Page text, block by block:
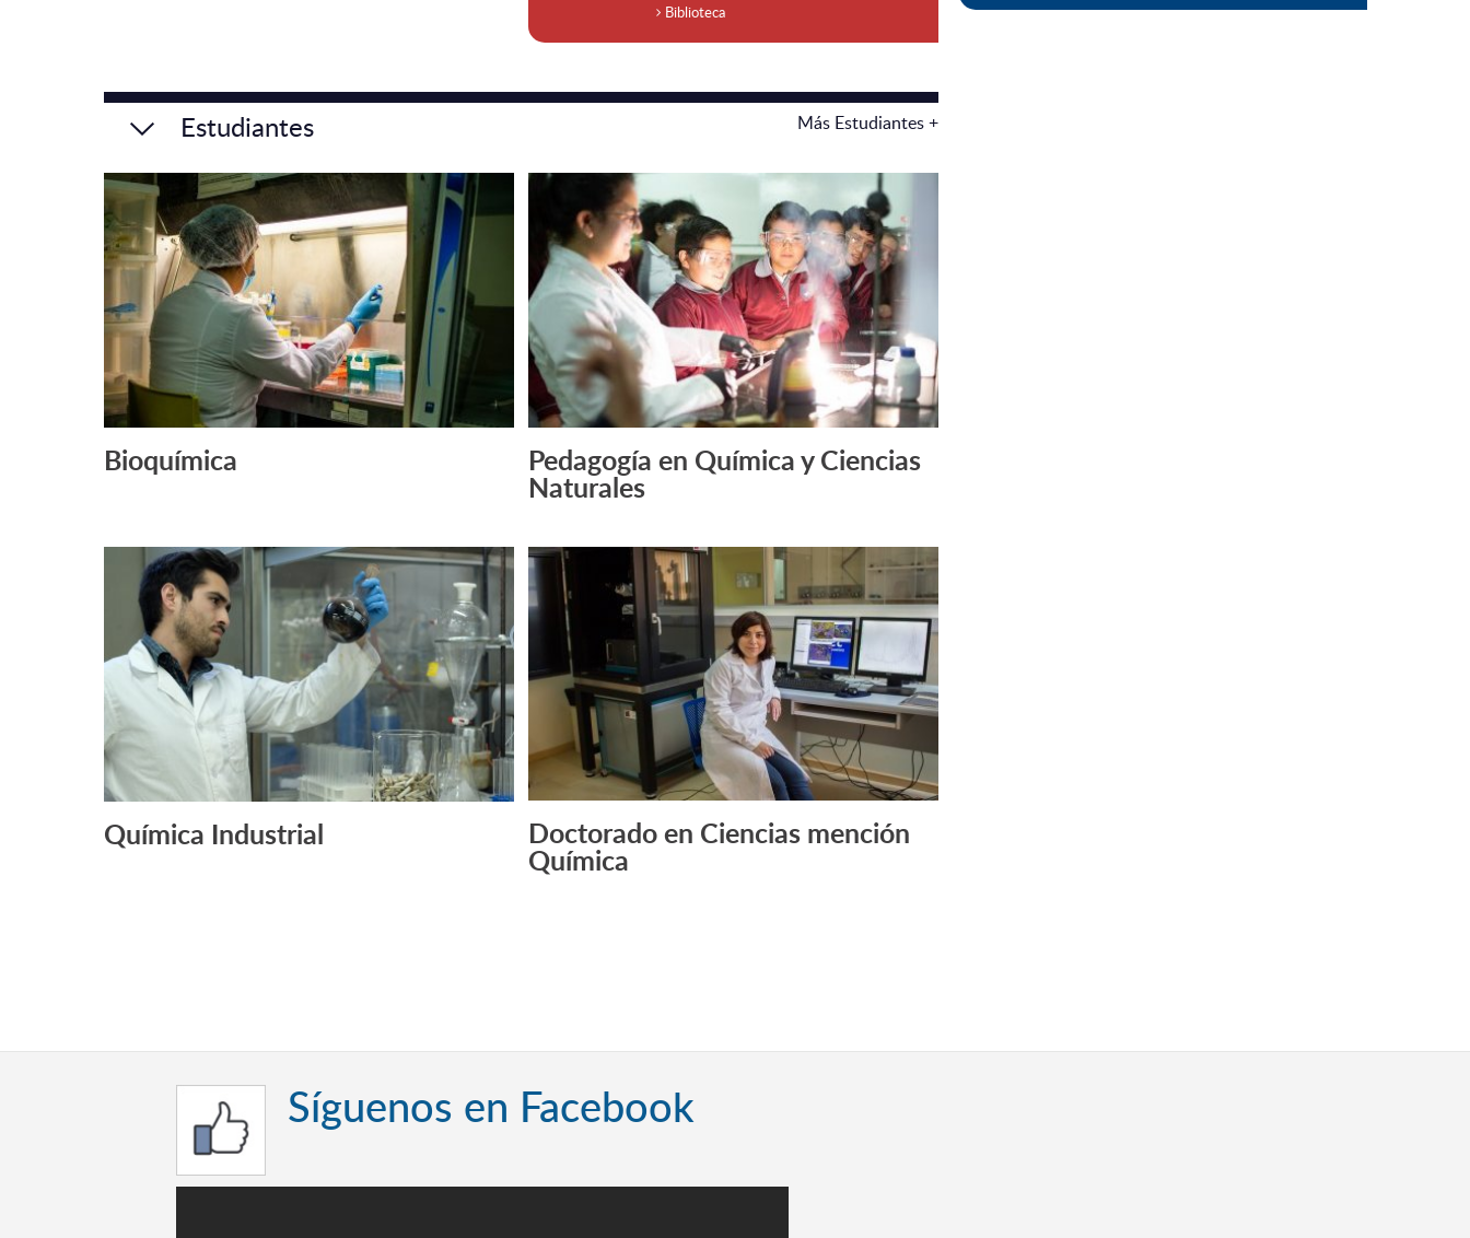
Biblioteca
Estudiantes Más Estudiantes +
Bioquímica Pedagogía en Química y Ciencias
Naturales
Química Industrial Doctorado en Ciencias mención
Química
Síguenos en Facebook